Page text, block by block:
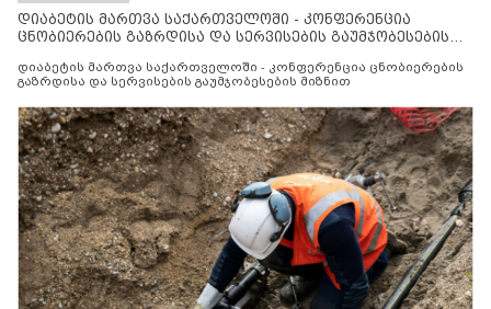
დიაბეტის მართვა საქართველოში - კონფერენცია
ცნობიერების გაზრდისა და სერვისების გაუმჯობესების
დიაბეტის მართვა საქართველოში - კონფერენცია ცნობიერების
გაზრდისა და სერვისების გაუმჯობესების მიზნით